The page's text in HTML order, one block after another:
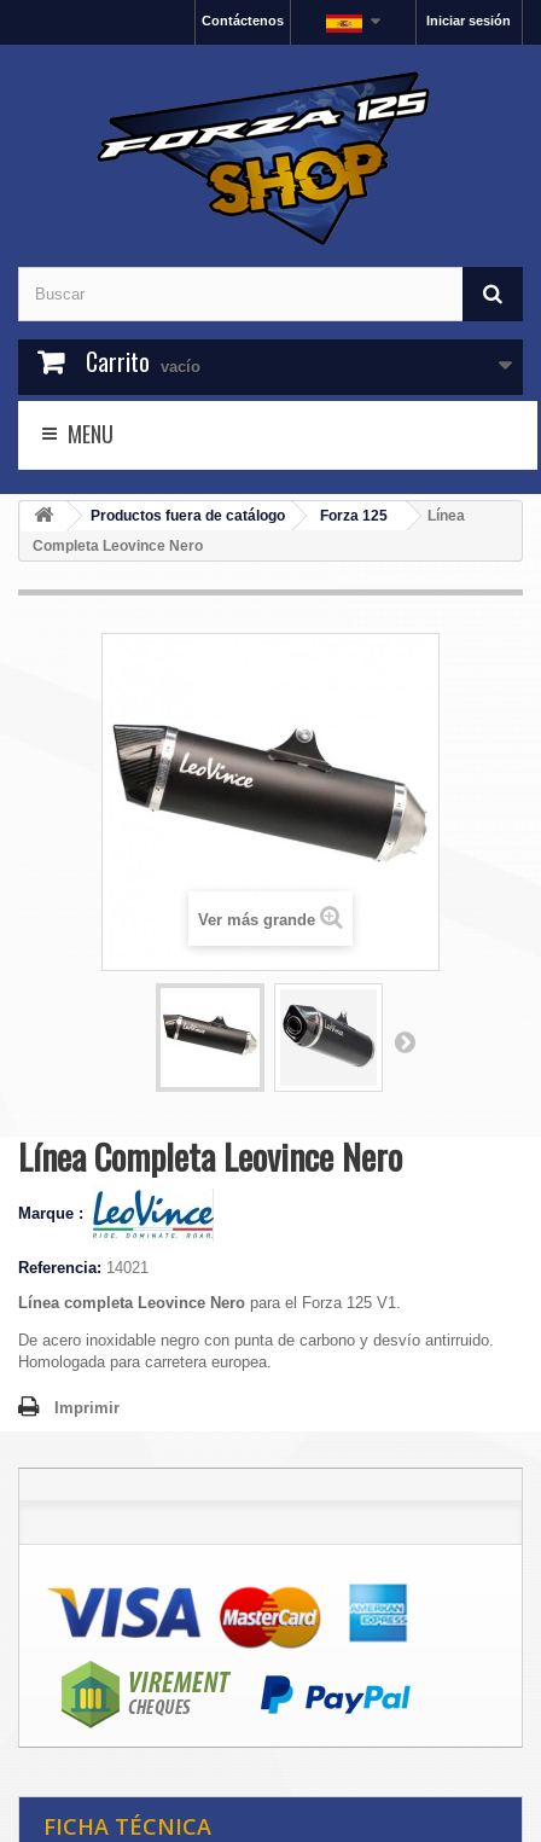
Iniciar sesión
Contáctenos
Carrito vacío
MENU
Productos fuera de catálogo Forza 125
Línea
Completa Leovince Nero
Ver más grande
Línea Completa Leovince Nero
Marque :
Referencia: 14021
Línea completa Leovince Nero para el Forza 125 V1.
De acero inoxidable negro con punta de carbono y desvío antirruido.
Homologada para carretera europea.
Imprimir
FICHA TÉCNICA